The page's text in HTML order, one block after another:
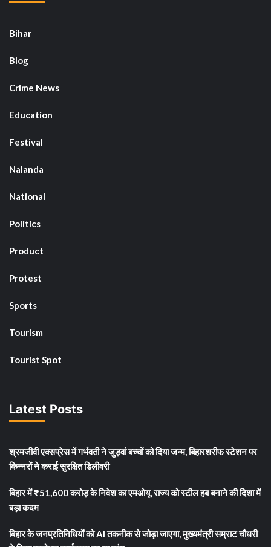
Bihar
Blog
Crime News
Education
Festival
Nalanda
National
Politics
Product
Protest
Sports
Tourism
Tourist Spot
Latest Posts
श्रमजीवी एक्सप्रेस में गर्भवती ने जुड़वां बच्चों को दिया जन्म, बिहारशरीफ स्टेशन पर
किन्नरों ने कराई सुरक्षित डिलीवरी
बिहार में ₹51,600 करोड़ के निवेश का एमओयू, राज्य को स्टील हब बनाने की दिशा में
बड़ा कदम
बिहार के जनप्रतिनिधियों को AI तकनीक से जोड़ा जाएगा, मुख्यमंत्री सम्राट चौधरी